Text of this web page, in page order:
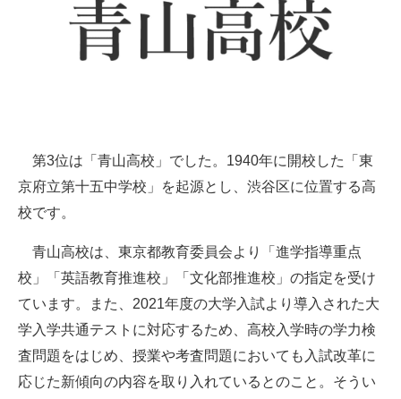
第3位は「青山高校」でした。1940年に開校した「東
京府立第十五中学校」を起源とし、渋谷区に位置する高
校です。
青山高校は、東京都教育委員会より「進学指導重点
校」「英語教育推進校」「文化部推進校」の指定を受け
ています。また、2021年度の大学入試より導入された大
学入学共通テストに対応するため、高校入学時の学力検
査問題をはじめ、授業や考査問題においても入試改革に
応じた新傾向の内容を取り入れているとのこと。そうい